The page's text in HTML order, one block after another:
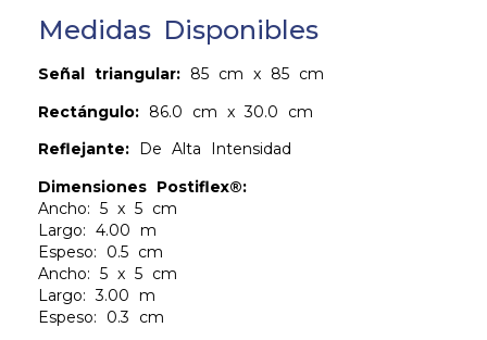
Medidas Disponibles
Señal triangular: 85 cm x 85 cm
Rectángulo: 86.0 cm x 30.0 cm
Reflejante: De Alta Intensidad
Dimensiones Postiflex®:
Ancho: 5 x 5 cm
Largo: 4.00 m
Espeso: 0.5 cm
Ancho: 5 x 5 cm
Largo: 3.00 m
Espeso: 0.3 cm